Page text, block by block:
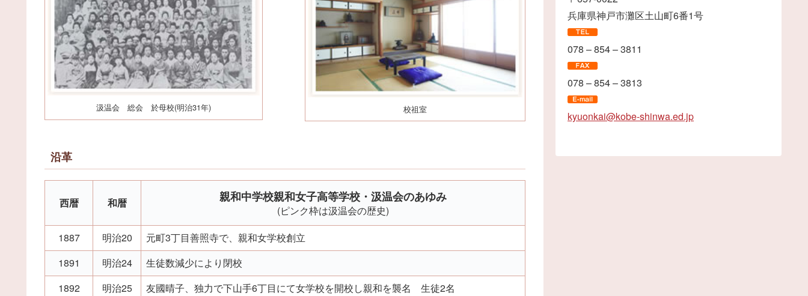
汲温会 総会 於母校(明治31年) 校祖室
沿革
西暦 和暦 親和中学校親和女子高等学校・汲温会のあゆみ
(ピンク枠は汲温会の歴史)
1887
明治20
元町3丁目善照寺で、親和女学校創立
1891
明治24
生徒数減少により閉校
1892
明治25 友國晴子、独力で下山手6丁目にて女学校を開校し親和を襲名 生徒2名
兵庫県神戸市灘区土山町6番1号
078 – 854 – 3811
078 – 854 – 3813
kyuonkai@kobe-shinwa.ed.jp